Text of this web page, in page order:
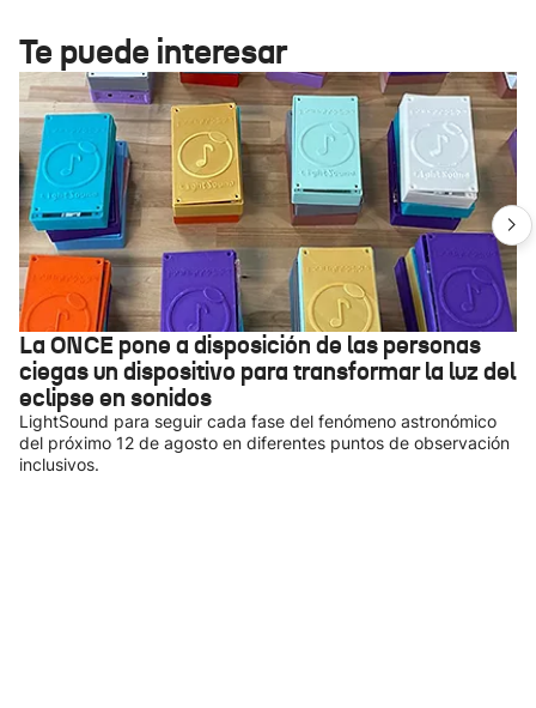
Te puede interesar
La ONCE pone a disposición de las personas
ciegas un dispositivo para transformar la luz del
eclipse en sonidos
LightSound para seguir cada fase del fenómeno astronómico
del próximo 12 de agosto en diferentes puntos de observación
inclusivos.